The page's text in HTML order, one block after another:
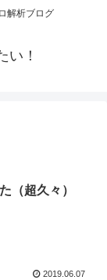
解析ブログ
い！
（超久々）
2019.06.07